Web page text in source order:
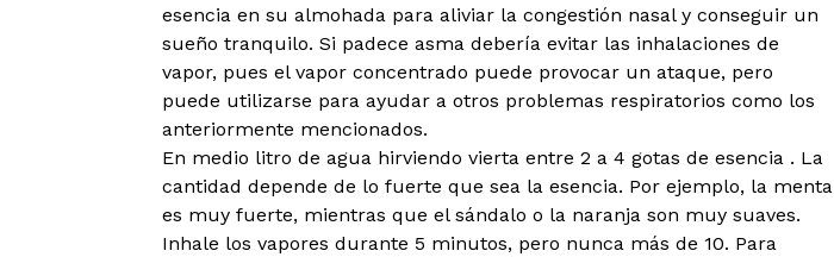
esencia en su almohada para aliviar la congestión nasal y conseguir un
sueño tranquilo. Si padece asma debería evitar las inhalaciones de
vapor, pues el vapor concentrado puede provocar un ataque, pero
puede utilizarse para ayudar a otros problemas respiratorios como los
anteriormente mencionados.
En medio litro de agua hirviendo vierta entre 2 a 4 gotas de esencia . La
cantidad depende de lo fuerte que sea la esencia. Por ejemplo, la menta
es muy fuerte, mientras que el sándalo o la naranja son muy suaves.
Inhale los vapores durante 5 minutos, pero nunca más de 10. Para